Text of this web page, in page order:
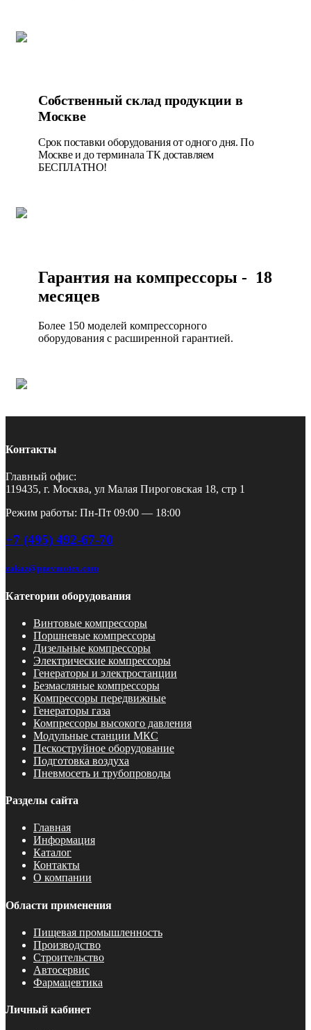
Собственный склад продукции в
Москве
Срок поставки оборудования от одного дня. По
Москве и до терминала ТК доставляем
БЕСПЛАТНО!
Гарантия на компрессоры - 18
месяцев
Более 150 моделей компрессорного
оборудования с расширенной гарантией.
Контакты
Главный офис:
119435, г. Москва, ул Малая Пироговская 18, стр 1
Режим работы: Пн-Пт 09:00 — 18:00
+7 (495) 492-67-70
zakaz@pnevmotex.com
Категории оборудования
Винтовые компрессоры
Поршневые компрессоры
Дизельные компрессоры
Электрические компрессоры
Генераторы и электростанции
Безмасляные компрессоры
Компрессоры передвижные
Генераторы газа
Компрессоры высокого давления
Модульные станции МКС
Пескоструйное оборудование
Подготовка воздуха
Пневмосеть и трубопроводы
Разделы сайта
Главная
Информация
Каталог
Контакты
О компании
Области применения
Пищевая промышленность
Производство
Строительство
Автосервис
Фармацевтика
Личный кабинет